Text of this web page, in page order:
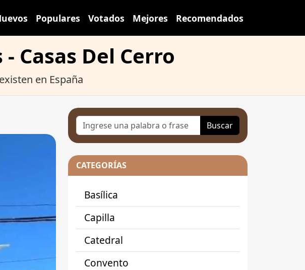
Populares Votados Mejores Recomendados
Casas Del Cerro
en España
Buscar
CATEGORÍAS
Basílica
Capilla
Catedral
Convento